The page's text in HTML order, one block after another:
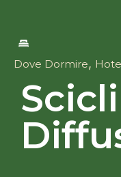
Dove Dormire,